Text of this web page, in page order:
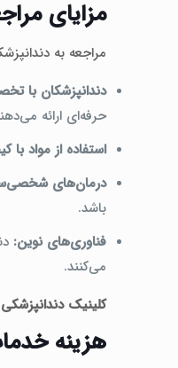
مزایای
مراجعه به
دندانپزشکان با
حرفه‌ای ارائه
استفاده از مواد
درمان‌های
باشد.
فناوری‌های نوین:
می‌کنند.
کلینیک
هزینه